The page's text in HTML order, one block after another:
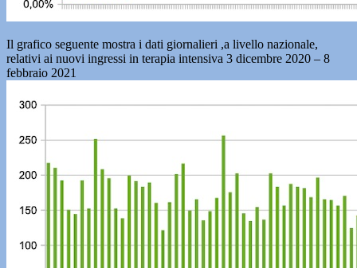
Il grafico seguente mostra i dati giornalieri ,a livello nazionale,
relativi ai nuovi ingressi in terapia intensiva 3 dicembre 2020 – 8
febbraio 2021